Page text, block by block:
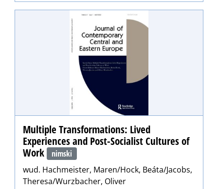
Multiple Transformations: Lived
Experiences and Post-Socialist Cultures of
Work
nimski
wud. Hachmeister, Maren/Hock, Beáta/Jacobs,
Theresa/Wurzbacher, Oliver